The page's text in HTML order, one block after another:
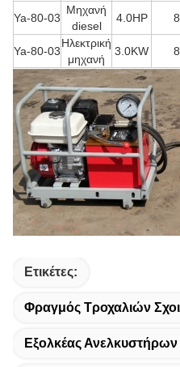
Ya-80-03
Μηχανή
diesel
4.0HP
Ya-80-03
Ηλεκτρική
μηχανή
3.0KW
Ετικέτες:
Φραγμός Τροχαλιών
Εξολκέας